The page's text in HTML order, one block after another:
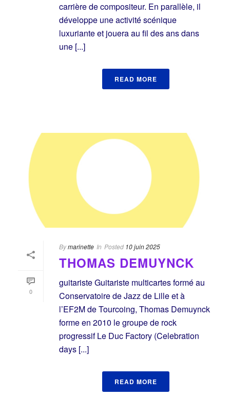
carrière de compositeur. En parallèle, il
développe une activité scénique
luxuriante et jouera au fil des ans dans
une [...]
READ MORE
0
Bymarinette In Posted 10 juin 2025
THOMAS DEMUYNCK
guitariste Guitariste multicartes formé au
Conservatoire de Jazz de Lille et à
l’EF2M de Tourcoing, Thomas Demuynck
forme en 2010 le groupe de rock
progressif Le Duc Factory (Celebration
days [...]
READ MORE